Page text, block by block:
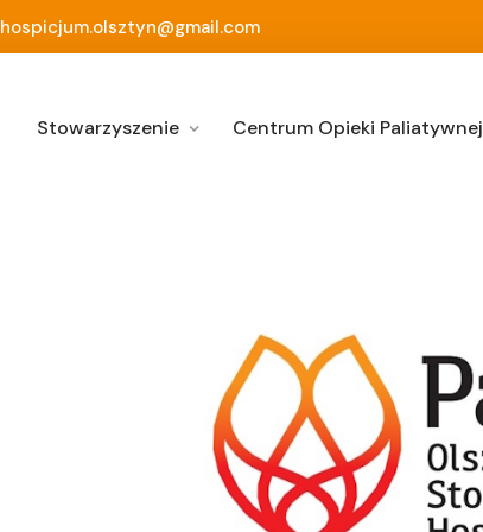
hospicjum.olsztyn@gmail.com
Stowarzyszenie Centrum Opieki Paliatywnej